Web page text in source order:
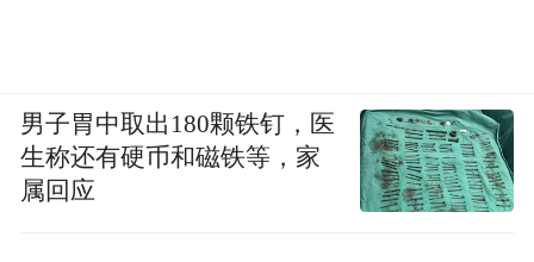
男子胃中取出180颗铁钉，医
生称还有硬币和磁铁等，家
属回应